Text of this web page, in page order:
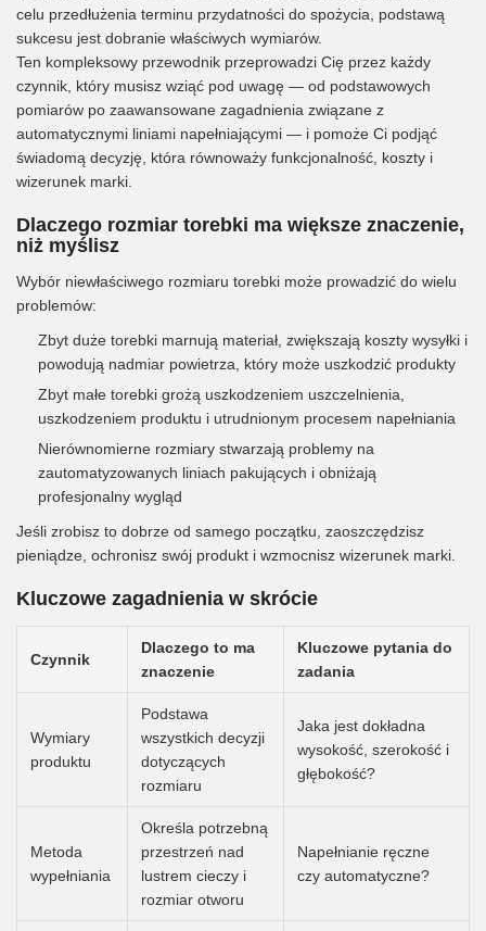
celu przedłużenia terminu przydatności do spożycia, podstawą
sukcesu jest dobranie właściwych wymiarów.
Ten kompleksowy przewodnik przeprowadzi Cię przez każdy
czynnik, który musisz wziąć pod uwagę — od podstawowych
pomiarów po zaawansowane zagadnienia związane z
automatycznymi liniami napełniającymi — i pomoże Ci podjąć
świadomą decyzję, która równoważy funkcjonalność, koszty i
wizerunek marki.
Dlaczego rozmiar torebki ma większe znaczenie,
niż myślisz
Wybór niewłaściwego rozmiaru torebki może prowadzić do wielu
problemów:
Zbyt duże torebki marnują materiał, zwiększają koszty wysyłki i
powodują nadmiar powietrza, który może uszkodzić produkty
Zbyt małe torebki grożą uszkodzeniem uszczelnienia,
uszkodzeniem produktu i utrudnionym procesem napełniania
Nierównomierne rozmiary stwarzają problemy na
zautomatyzowanych liniach pakujących i obniżają
profesjonalny wygląd
Jeśli zrobisz to dobrze od samego początku, zaoszczędzisz
pieniądze, ochronisz swój produkt i wzmocnisz wizerunek marki.
Kluczowe zagadnienia w skrócie
Czynnik
Dlaczego to ma
znaczenie
Kluczowe pytania do
zadania
Wymiary
produktu
Podstawa
wszystkich decyzji
dotyczących
rozmiaru
Jaka jest dokładna
wysokość, szerokość i
głębokość?
Metoda
wypełniania
Określa potrzebną
przestrzeń nad
lustrem cieczy i
rozmiar otworu
Napełnianie ręczne
czy automatyczne?